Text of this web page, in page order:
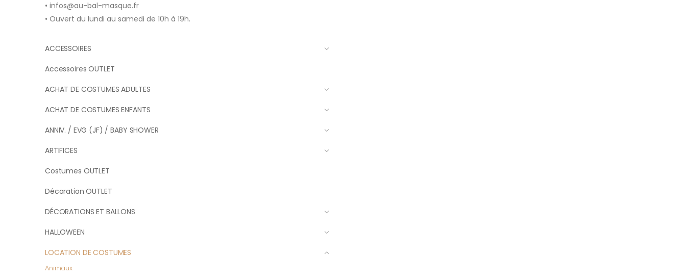
• infos@au-bal-masque.fr
• Ouvert du lundi au samedi de 10h à 19h.
ACCESSOIRES
Accessoires OUTLET
ACHAT DE COSTUMES ADULTES
ACHAT DE COSTUMES ENFANTS
ANNIV. / EVG (JF) / BABY SHOWER
ARTIFICES
Costumes OUTLET
Décoration OUTLET
DÉCORATIONS ET BALLONS
HALLOWEEN
LOCATION DE COSTUMES
Animaux